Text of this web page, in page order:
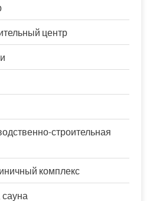
центр
строительная
комплекс
сауна